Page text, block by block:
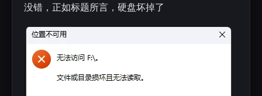
没错，正如标题所言，硬盘坏掉了